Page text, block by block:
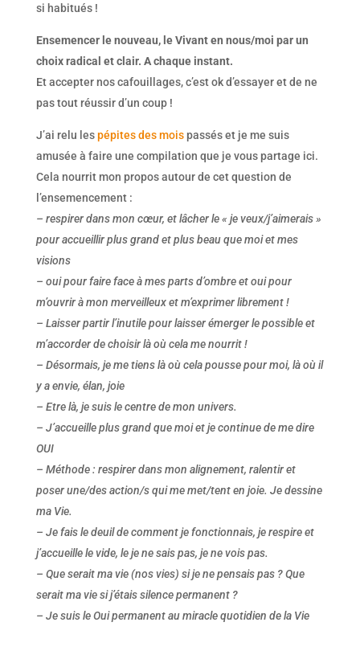
si habitués !
Ensemencer le nouveau, le Vivant en nous/moi par un
choix radical et clair. A chaque instant.
Et accepter nos cafouillages, c’est ok d’essayer et de ne
pas tout réussir d’un coup !
J’ai relu lespépites des moispassés et je me suis
amusée à faire une compilation que je vous partage ici.
Cela nourrit mon propos autour de cet question de
l’ensemencement :
– respirer dans mon cœur, et lâcher le « je veux/j’aimerais »
pour accueillir plus grand et plus beau que moi et mes
visions
– oui pour faire face à mes parts d’ombre et oui pour
m’ouvrir à mon merveilleux et m’exprimer librement !
– Laisser partir l’inutile pour laisser émerger le possible et
m’accorder de choisir là où cela me nourrit !
– Désormais, je me tiens là où cela pousse pour moi, là où il
y a envie, élan, joie
– Etre là, je suis le centre de mon univers.
– J’accueille plus grand que moi et je continue de me dire
OUI
– Méthode : respirer dans mon alignement, ralentir et
poser une/des action/s qui me met/tent en joie. Je dessine
ma Vie.
– Je fais le deuil de comment je fonctionnais, je respire et
j’accueille le vide, le je ne sais pas, je ne vois pas.
– Que serait ma vie (nos vies) si je ne pensais pas ? Que
serait ma vie si j’étais silence permanent ?
– Je suis le Oui permanent au miracle quotidien de la Vie